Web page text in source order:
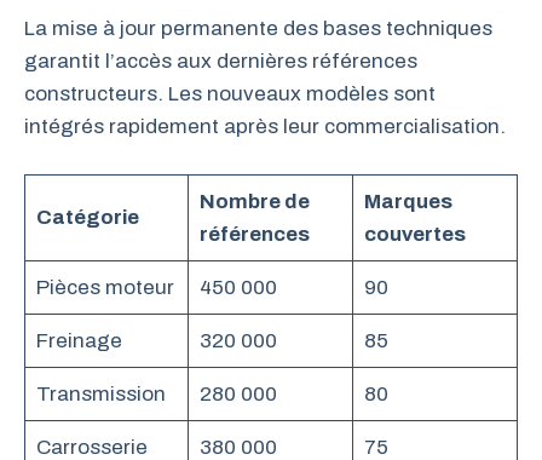
La mise à jour permanente des bases techniques
garantit l’accès aux dernières références
constructeurs. Les nouveaux modèles sont
intégrés rapidement après leur commercialisation.
Catégorie
Nombre de
références
Marques
couvertes
Pièces moteur 450 000 90
Freinage 320 000 85
Transmission 280 000 80
Carrosserie 380 000 75